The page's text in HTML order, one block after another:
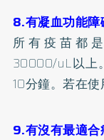
8.有凝血功能障
所有疫苗都
30000/uL以上
10分鐘。若在使
9.有沒有最適合